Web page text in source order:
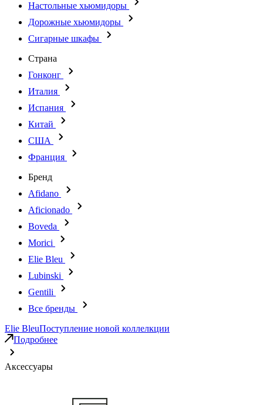
Настольные хьюмидоры
Дорожные хьюмидоры
Сигарные шкафы
Страна
Гонконг
Италия
Испания
Китай
США
Франция
Бренд
Afidano
Aficionado
Boveda
Morici
Elie Bleu
Lubinski
Gentili
Все бренды
Elie BleuПоступление новой коллелкции
Подробнее
Аксессуары